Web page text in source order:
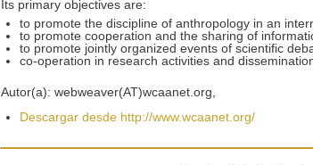
Its primary objectives are:
to promote the discipline of anthropology in an
to promote cooperation and the sharing of
to promote jointly organized events of scientific
co-operation in research activities and
Autor(a): webweaver(AT)wcaanet.org,
Descargar desde http://www.wcaanet.org/